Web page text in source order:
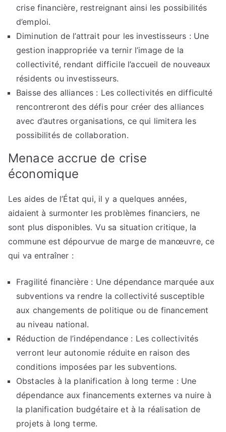
crise financière, restreignant ainsi les possibilités
d’emploi.
Diminution de l’attrait pour les investisseurs : Une
gestion inappropriée va ternir l’image de la
collectivité, rendant difficile l’accueil de nouveaux
résidents ou investisseurs.
Baisse des alliances : Les collectivités en difficulté
rencontreront des défis pour créer des alliances
avec d’autres organisations, ce qui limitera les
possibilités de collaboration.
Menace accrue de crise
économique
Les aides de l’État qui, il y a quelques années,
aidaient à surmonter les problèmes financiers, ne
sont plus disponibles. Vu sa situation critique, la
commune est dépourvue de marge de manœuvre, ce
qui va entraîner :
Fragilité financière : Une dépendance marquée aux
subventions va rendre la collectivité susceptible
aux changements de politique ou de financement
au niveau national.
Réduction de l’indépendance : Les collectivités
verront leur autonomie réduite en raison des
conditions imposées par les subventions.
Obstacles à la planification à long terme : Une
dépendance aux financements externes va nuire à
la planification budgétaire et à la réalisation de
projets à long terme.